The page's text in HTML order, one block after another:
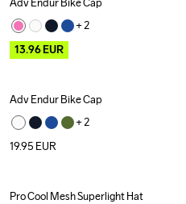
Outlet
Adv Endur Bike Cap
+ 2
13.96EUR
New
Adv Endur Bike Cap
+ 2
19.95 EUR
Pro Cool Mesh Superlight Hat